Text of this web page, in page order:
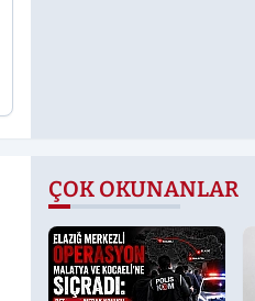
ÇOK OKUNANLAR